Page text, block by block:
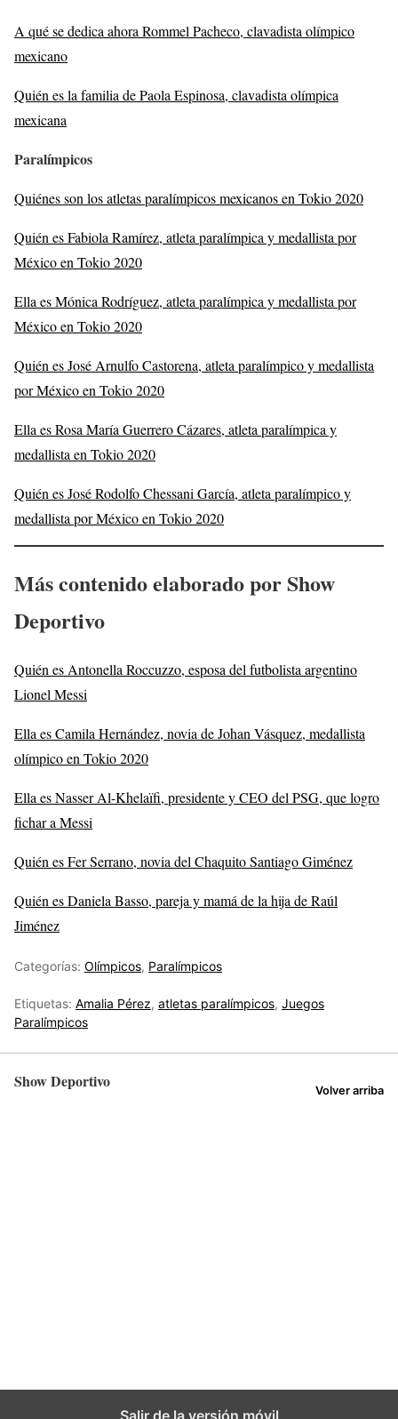
A qué se dedica ahora Rommel Pacheco, clavadista olímpico
mexicano
Quién es la familia de Paola Espinosa, clavadista olímpica
mexicana
Paralímpicos
Quiénes son los atletas paralímpicos mexicanos en Tokio 2020
Quién es Fabiola Ramírez, atleta paralímpica y medallista por
México en Tokio 2020
Ella es Mónica Rodríguez, atleta paralímpica y medallista por
México en Tokio 2020
Quién es José Arnulfo Castorena, atleta paralímpico y medallista
por México en Tokio 2020
Ella es Rosa María Guerrero Cázares, atleta paralímpica y
medallista en Tokio 2020
Quién es José Rodolfo Chessani García, atleta paralímpico y
medallista por México en Tokio 2020
Más contenido elaborado por Show
Deportivo
Quién es Antonella Roccuzzo, esposa del futbolista argentino
Lionel Messi
Ella es Camila Hernández, novia de Johan Vásquez, medallista
olímpico en Tokio 2020
Ella es Nasser Al-Khelaïfi, presidente y CEO del PSG, que logro
fichar a Messi
Quién es Fer Serrano, novia del Chaquito Santiago Giménez
Quién es Daniela Basso, pareja y mamá de la hija de Raúl
Jiménez
Categorías: Olímpicos, Paralímpicos
Etiquetas: Amalia Pérez, atletas paralímpicos, Juegos
Paralímpicos
Show Deportivo Volver arriba